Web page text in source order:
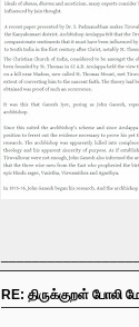
RE: திருக்குறள் போலி